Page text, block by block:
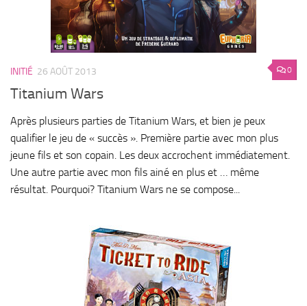
0
INITIÉ 26 AOÛT 2013
Titanium Wars
Après plusieurs parties de Titanium Wars, et bien je peux
qualifier le jeu de « succès ». Première partie avec mon plus
jeune fils et son copain. Les deux accrochent immédiatement.
Une autre partie avec mon fils ainé en plus et … même
résultat. Pourquoi? Titanium Wars ne se compose...